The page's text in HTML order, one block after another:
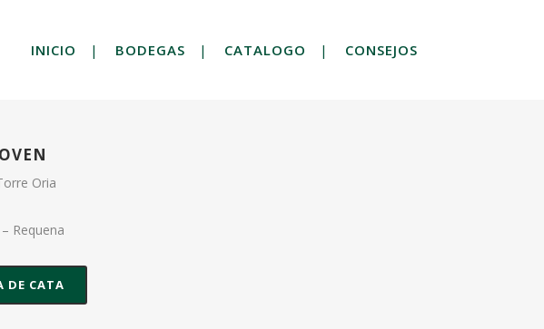
INICIO BODEGAS CATALOGO CONSEJOS
Oria
Requena
DE CATA